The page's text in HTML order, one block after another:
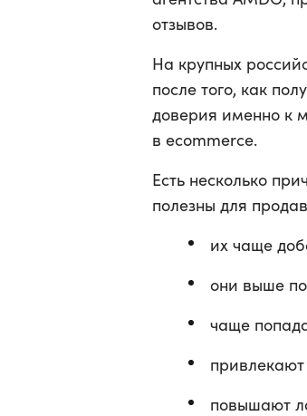
отзывов.
На крупных
после того, как
доверия именно к
в ecommerce.
Есть несколько
полезны для
их чаще
они выше
чаще
повышают